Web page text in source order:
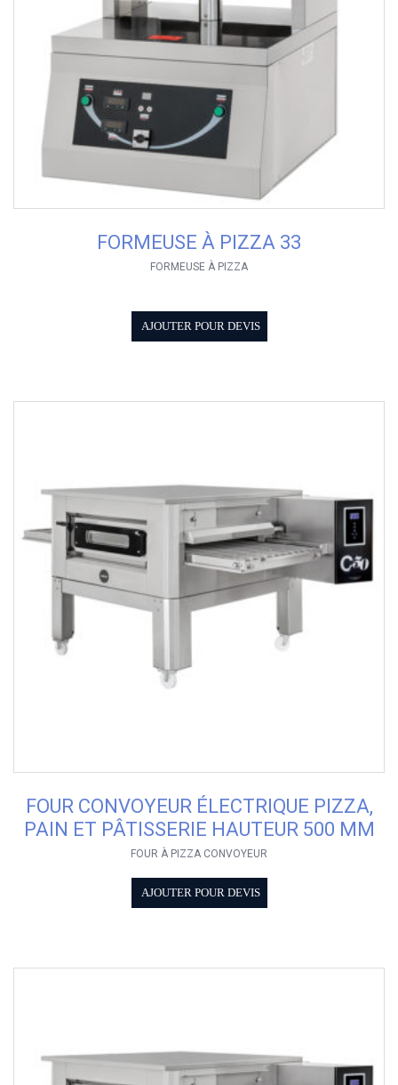
FORMEUSE À PIZZA 33
FORMEUSE À PIZZA
AJOUTER POUR DEVIS
FOUR CONVOYEUR ÉLECTRIQUE PIZZA,
PAIN ET PÂTISSERIE HAUTEUR 500 MM
FOUR À PIZZA CONVOYEUR
AJOUTER POUR DEVIS